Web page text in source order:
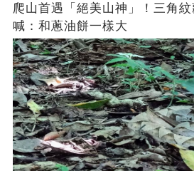
爬山首遇「絕美山神」！三角
喊：和蔥油餅一樣大